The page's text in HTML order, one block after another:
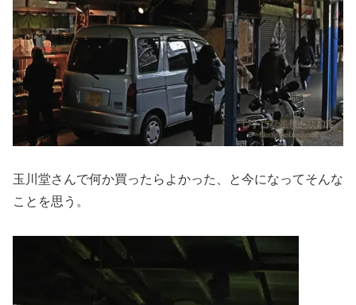
玉川堂さんで何か買ったらよかった、と今になってそんな
ことを思う。